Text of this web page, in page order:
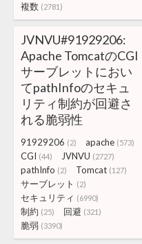
複数 (2781)
JVNVU#91929206:
Apache TomcatのCGI
サーブレットにおい
てpathInfoのセキュ
リティ制約が回避さ
れる脆弱性
91929206 (2) apache (573)
CGI (44) JVNVU (2727)
pathInfo (2) Tomcat (127)
サーブレット (2)
セキュリティ (6990)
制約 (25) 回避 (321)
脆弱 (3390)